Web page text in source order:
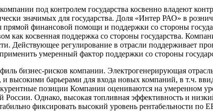
компании под контролем государства косвенно владеют
значимых для государства. Доля «Интер РАО» в
прямой финансовой помощи и поддержки со стороны
как косвенная поддержка со стороны государства.
Действующее регулирование в отрасли поддерживает
умеренный фактор поддержки со стороны
бизнес-рисков компании. Электрогенерирующая
высокими барьерами для входа новых компаний, в т.ч.
позиции Компании оцениваются на умеренном
Однако, высокая топливная эффективность и
фиксировать высокий уровень рентабельности по